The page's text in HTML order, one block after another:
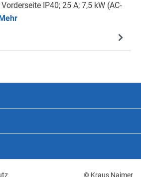
IP40; 25 A; 7,5 kW (AC-
Mehr
© Kraus Naimer